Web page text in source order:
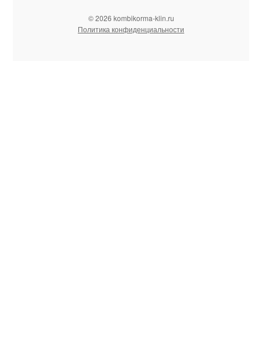
© 2026 kombikorma-klin.ru
Политика конфиденциальности